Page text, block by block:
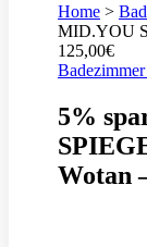
Home >
MID.YOU
125,00€
5%
Wotan